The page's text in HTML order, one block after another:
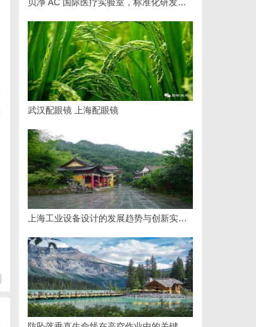
贝净 AC 国际医疗实验室，标准化研发体系全解析
武汉配眼镜 上海配眼镜
上海工业设备设计的发展趋势与创新实践探索